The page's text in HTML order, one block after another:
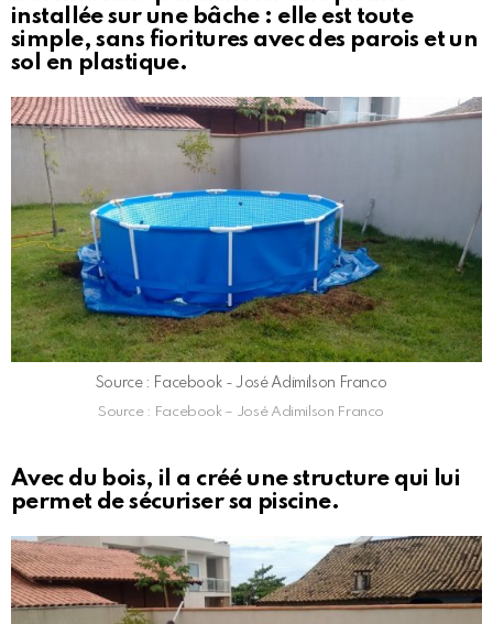
installée sur une bâche : elle est toute
simple, sans fioritures avec des parois et un
sol en plastique.
Source : Facebook - José Adimilson Franco
Source : Facebook – José Adimilson Franco
Avec du bois, il a créé une structure qui lui
permet de sécuriser sa piscine.